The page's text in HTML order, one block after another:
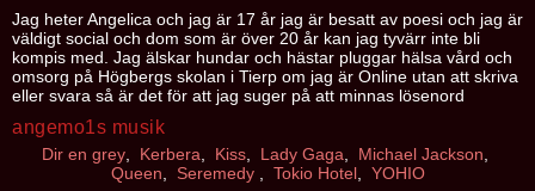
Jag heter Angelica och jag är 17 år jag är besatt av poesi och jag är
väldigt social och dom som är över 20 år kan jag tyvärr inte bli
kompis med. Jag älskar hundar och hästar pluggar hälsa vård och
omsorg på Högbergs skolan i Tierp om jag är Online utan att skriva
eller svara så är det för att jag suger på att minnas lösenord
angemo1s musik
Dir en grey Kerbera Kiss Lady Gaga Michael Jackson
Queen
Seremedy Tokio Hotel, YOHIO